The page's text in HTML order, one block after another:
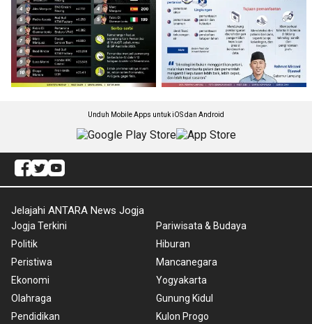
Unduh Mobile Apps untuk iOS dan Android
Jelajahi ANTARA News Jogja
Jogja Terkini
Politik
Peristiwa
Ekonomi
Olahraga
Pendidikan
Pariwisata & Budaya
Hiburan
Mancanegara
Yogyakarta
Gunung Kidul
Kulon Progo